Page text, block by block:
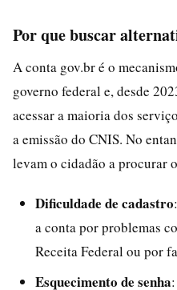
Por que buscar
A conta gov.br é o
governo federal e, desde
acessar a maioria dos
a emissão do CNIS. No
levam o cidadão a procurar
Dificuldade de cadastro
a conta por problemas
Receita Federal ou por
Esquecimento de senha